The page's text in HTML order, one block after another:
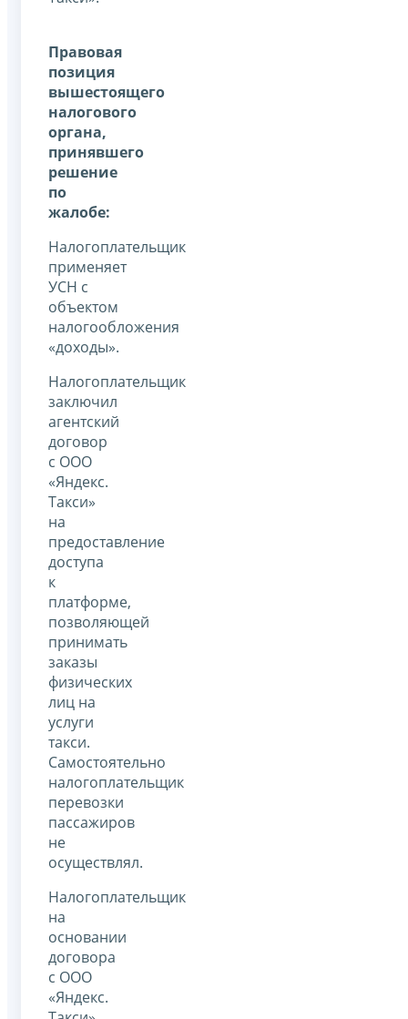
Правовая
позиция
вышестоящего
налогового
органа,
принявшего
решение
по
жалобе:
Налогоплательщик
применяет
УСН с
объектом
налогообложения
«доходы».
Налогоплательщик
заключил
агентский
договор
с ООО
«Яндекс.
Такси»
на
предоставление
доступа
к
платформе,
позволяющей
принимать
заказы
физических
лиц на
услуги
такси.
Самостоятельно
налогоплательщик
перевозки
пассажиров
не
осуществлял.
Налогоплательщик
на
основании
договора
с ООО
«Яндекс.